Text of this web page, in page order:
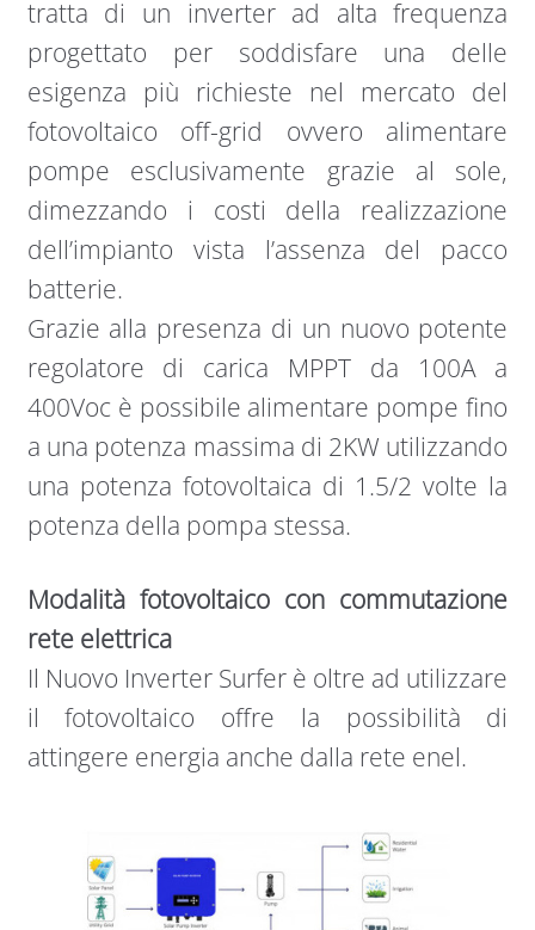
tratta di un inverter ad alta frequenza
progettato per soddisfare una delle
esigenza più richieste nel mercato del
fotovoltaico off-grid ovvero alimentare
pompe esclusivamente grazie al sole,
dimezzando i costi della realizzazione
dell’impianto vista l’assenza del pacco
batterie.
Grazie alla presenza di un nuovo potente
regolatore di carica MPPT da 100A a
400Voc è possibile alimentare pompe fino
a una potenza massima di 2KW utilizzando
una potenza fotovoltaica di 1.5/2 volte la
potenza della pompa stessa.
Modalità fotovoltaico con commutazione
rete elettrica
Il Nuovo Inverter Surfer è oltre ad utilizzare
il fotovoltaico offre la possibilità di
attingere energia anche dalla rete enel.